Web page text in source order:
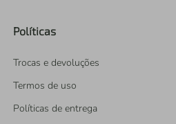
Políticas
Trocas e devoluções
Termos de uso
Políticas de entrega